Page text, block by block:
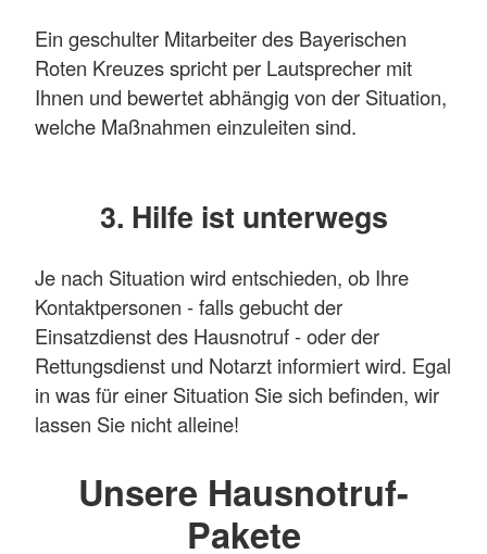
Ein geschulter Mitarbeiter des Bayerischen
Roten Kreuzes spricht per Lautsprecher mit
Ihnen und bewertet abhängig von der Situation,
welche Maßnahmen einzuleiten sind.
3. Hilfe ist unterwegs
Je nach Situation wird entschieden, ob Ihre
Kontaktpersonen - falls gebucht der
Einsatzdienst des Hausnotruf - oder der
Rettungsdienst und Notarzt informiert wird. Egal
in was für einer Situation Sie sich befinden, wir
lassen Sie nicht alleine!
Unsere Hausnotruf-
Pakete